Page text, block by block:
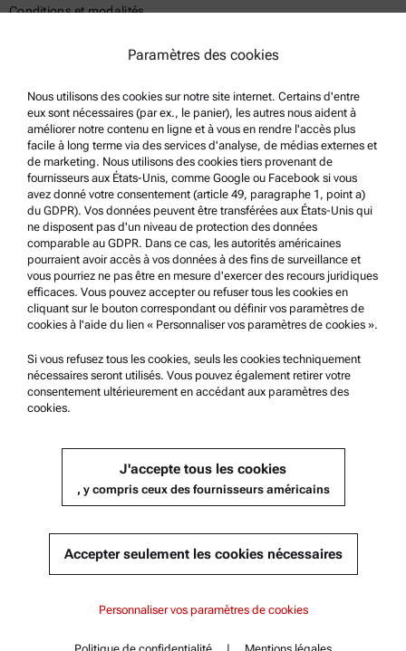
Conditions et modalités
Mentions légales
Conditions d'utilisation
Marques commerciales
Système de dénonciation
Support produit
Service Certifié Anton Paar
Déclaration de sécurité
Centres techniques d’Anton Paar
Contactez-nous
Information sur l'entreprise
Relations presse
Paramètres des cookies
Nous utilisons des cookies sur notre site internet. Certains d'entre
eux sont nécessaires (par ex., le panier), les autres nous aident à
améliorer notre contenu en ligne et à vous en rendre l'accès plus
facile à long terme via des services d'analyse, de médias externes et
de marketing. Nous utilisons des cookies tiers provenant de
fournisseurs aux États-Unis, comme Google ou Facebook si vous
avez donné votre consentement (article 49, paragraphe 1, point a)
du GDPR). Vos données peuvent être transférées aux États-Unis qui
ne disposent pas d'un niveau de protection des données
comparable au GDPR. Dans ce cas, les autorités américaines
pourraient avoir accès à vos données à des fins de surveillance et
vous pourriez ne pas être en mesure d'exercer des recours juridiques
efficaces. Vous pouvez accepter ou refuser tous les cookies en
cliquant sur le bouton correspondant ou définir vos paramètres de
cookies à l'aide du lien « Personnaliser vos paramètres de cookies ».
Si vous refusez tous les cookies, seuls les cookies techniquement
nécessaires seront utilisés. Vous pouvez également retirer votre
consentement ultérieurement en accédant aux paramètres des
cookies.
J'accepte tous les cookies
, y compris ceux des fournisseurs américains
Accepter seulement les cookies nécessaires
Personnaliser vos paramètres de cookies